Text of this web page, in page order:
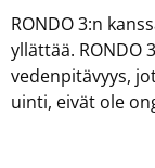
RONDO 3:n
yllättää. RONDO
vedenpitävyys,
uinti, eivät ole